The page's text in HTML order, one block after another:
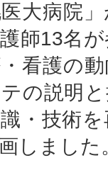
大病院
師13名
看護の
の説明
・技術
しました